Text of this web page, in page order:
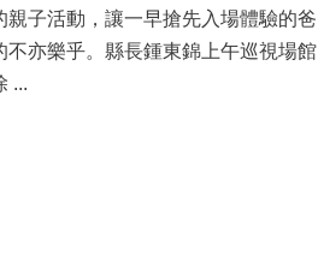
親子活動，讓一早搶先入場體驗的爸
不亦樂乎。縣長鍾東錦上午巡視場館
環境和設備，除 ...